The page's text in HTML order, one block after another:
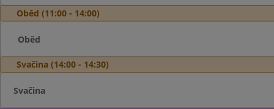
Oběd (11:00 - 14:00)
Oběd
Svačina (14:00 - 14:30)
Svačina